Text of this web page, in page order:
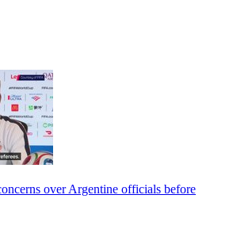
over Argentine officials before